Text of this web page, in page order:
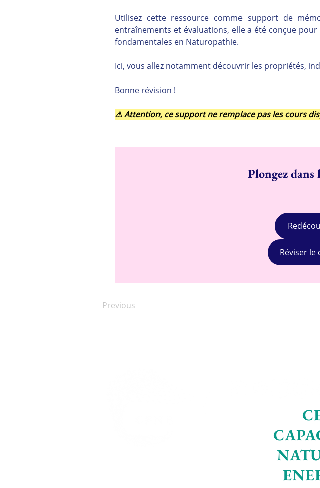
Utilisez cette ressource comme support de
entraînements et évaluations, elle a été conçue
fondamentales en Naturopathie.
Ici, vous allez notamment découvrir les propriétés,
Bonne révision !
⚠️ Attention, ce support ne remplace pas les cours
Plongez
Réviser
Previous